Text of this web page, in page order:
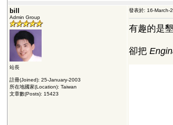
bill
Admin Group
站長
註冊(Joined): 25-January-2003
所在地國家(Location): Taiwan
文章數(Posts): 15423
發表於: 16-March-
有趣的是
卻把